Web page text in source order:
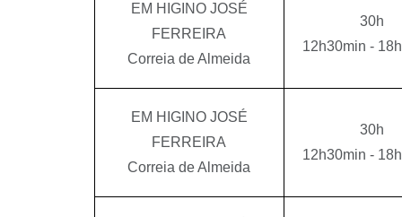
EM HIGINO JOSÉ
FERREIRA
Correia de Almeida
30h
12h30min -
EM HIGINO JOSÉ
FERREIRA
Correia de Almeida
30h
12h30min -